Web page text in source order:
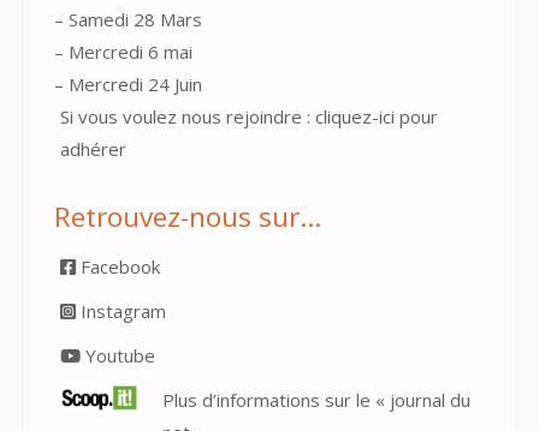
– Samedi 28 Mars
– Mercredi 6 mai
– Mercredi 24 Juin
Si vous voulez nous rejoindre : cliquez-ici pour
adhérer
Retrouvez-nous sur…
Facebook
Instagram
Youtube
Plus d’informations sur le « journal du